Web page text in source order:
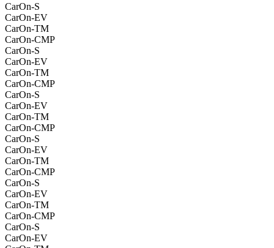
CarOn-S
CarOn-EV
CarOn-TM
CarOn-CMP
CarOn-S
CarOn-EV
CarOn-TM
CarOn-CMP
CarOn-S
CarOn-EV
CarOn-TM
CarOn-CMP
CarOn-S
CarOn-EV
CarOn-TM
CarOn-CMP
CarOn-S
CarOn-EV
CarOn-TM
CarOn-CMP
CarOn-S
CarOn-EV